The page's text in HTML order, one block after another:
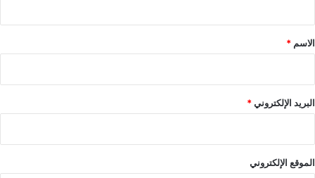
*
الاسم *
البريد الإلكتروني*
الموقع الإلكتروني